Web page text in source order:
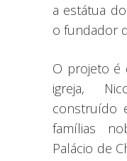
a estátua
o fundador
O projeto é
igreja,
construído
famílias
Palácio de